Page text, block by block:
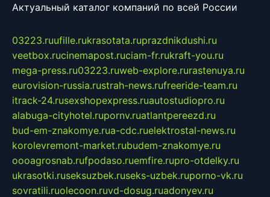
Актуальный каталог компаний по всей России
03223.ruufille.rukrasotata.ruprazdnikdushi.ru
veetbox.rucinemapost.ruciam-fr.rukraft-you.ru
mega-press.ru03223.ruweb-explore.rurastenuya.ru
eurovision-russia.rustrah-news.rufreeride-team.ru
itrack-24.rusexshopexpress.ruautostudiopro.ru
alabuga-cityhotel.rupornv.ruatlantpereezd.ru
bud-em-znakomye.rua-cdc.ruelektrostal-news.ru
korolevremont-market.rubudem-znakomye.ru
oooagrosnab.rufpodaso.ruemfire.rupro-otdelky.ru
ukrasotki.ruseksuzbek.ruseks-uzbek.ruporno-vk.ru
sovratili.ruolecoon.ruvd-dosug.ruadonyev.ru